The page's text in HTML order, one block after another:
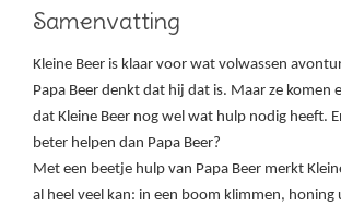
Samenvatting
Kleine Beer is klaar voor wat volwassen
Papa Beer denkt dat hij dat is. Maar ze komen
dat Kleine Beer nog wel wat hulp nodig heeft.
beter helpen dan Papa Beer?
Met een beetje hulp van Papa Beer merkt
al heel veel kan: in een boom klimmen, honing